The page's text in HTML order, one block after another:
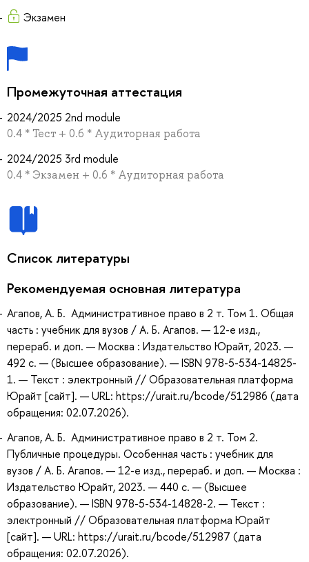
Экзамен
Промежуточная аттестация
2024/2025 2nd module
0.4 * Тест + 0.6 * Аудиторная работа
2024/2025 3rd module
0.4 * Экзамен + 0.6 * Аудиторная работа
Список литературы
Рекомендуемая основная литература
Агапов, А. Б. Административное право в 2 т. Том 1. Общая
часть : учебник для вузов / А. Б. Агапов. — 12-е изд.,
перераб. и доп. — Москва : Издательство Юрайт, 2023. —
492 с. — (Высшее образование). — ISBN 978-5-534-14825-
1. — Текст : электронный // Образовательная платформа
Юрайт [сайт]. — URL: https://urait.ru/bcode/512986 (дата
обращения: 02.07.2026).
Агапов, А. Б. Административное право в 2 т. Том 2.
Публичные процедуры. Особенная часть : учебник для
вузов / А. Б. Агапов. — 12-е изд., перераб. и доп. — Москва :
Издательство Юрайт, 2023. — 440 с. — (Высшее
образование). — ISBN 978-5-534-14828-2. — Текст :
электронный // Образовательная платформа Юрайт
[сайт]. — URL: https://urait.ru/bcode/512987 (дата
обращения: 02.07.2026).